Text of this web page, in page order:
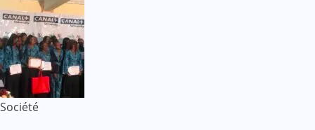
Société